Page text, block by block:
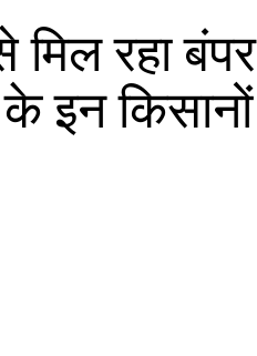
रहा बंपर
इन किसानों